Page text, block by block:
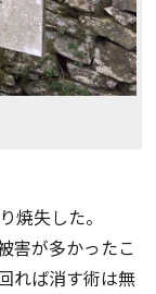
焼失した。
害が多かったこ
れば消す術は無